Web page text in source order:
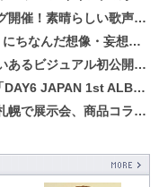
い歌声に癒される贅沢な時間
像・妄想企画がスタート！
ウク、SHIN、KENらのコメントが到着！
」発売記念 ライブ@ニコ生」を配信決定!
会、商品コラボが実現！！